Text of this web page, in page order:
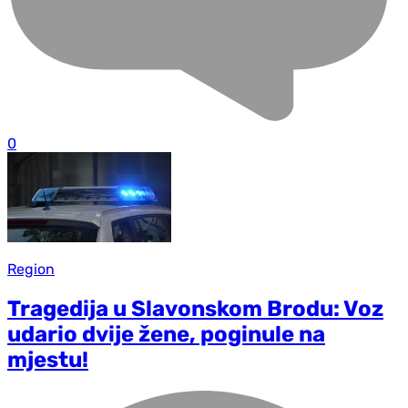
0
Region
Tragedija u Slavonskom Brodu: Voz
udario dvije žene, poginule na
mjestu!